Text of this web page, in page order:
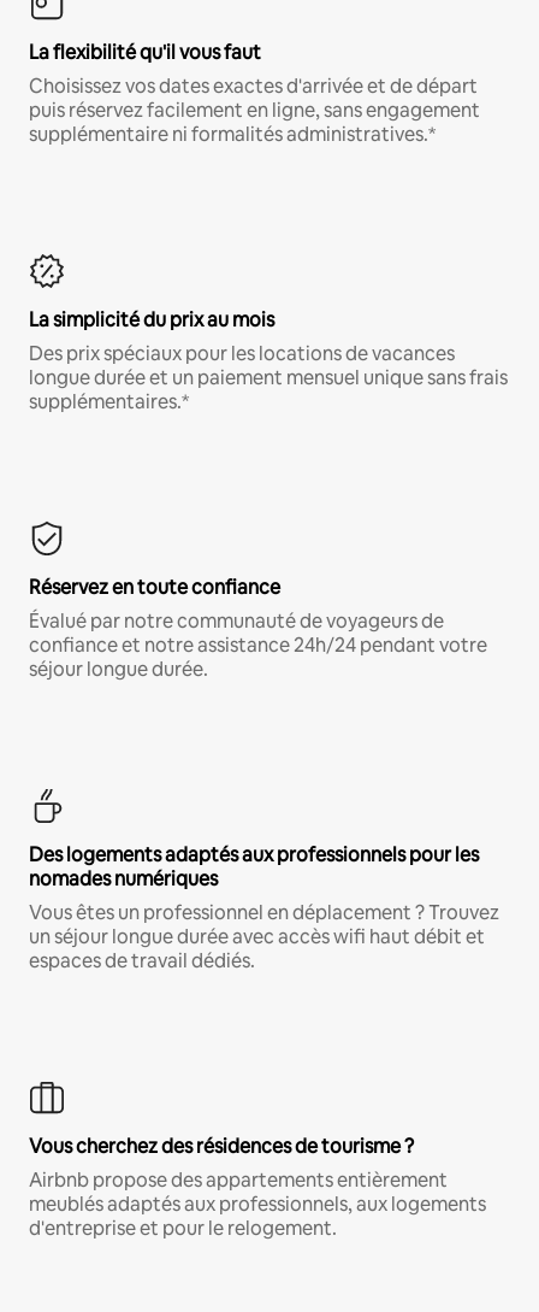
La flexibilité qu'il vous faut
Choisissez vos dates exactes d'arrivée et de départ
puis réservez facilement en ligne, sans engagement
supplémentaire ni formalités administratives.*
La simplicité du prix au mois
Des prix spéciaux pour les locations de vacances
longue durée et un paiement mensuel unique sans frais
supplémentaires.*
Réservez en toute confiance
Évalué par notre communauté de voyageurs de
confiance et notre assistance 24h/24 pendant votre
séjour longue durée.
Des logements adaptés aux professionnels pour les
nomades numériques
Vous êtes un professionnel en déplacement ? Trouvez
un séjour longue durée avec accès wifi haut débit et
espaces de travail dédiés.
Vous cherchez des résidences de tourisme ?
Airbnb propose des appartements entièrement
meublés adaptés aux professionnels, aux logements
d'entreprise et pour le relogement.